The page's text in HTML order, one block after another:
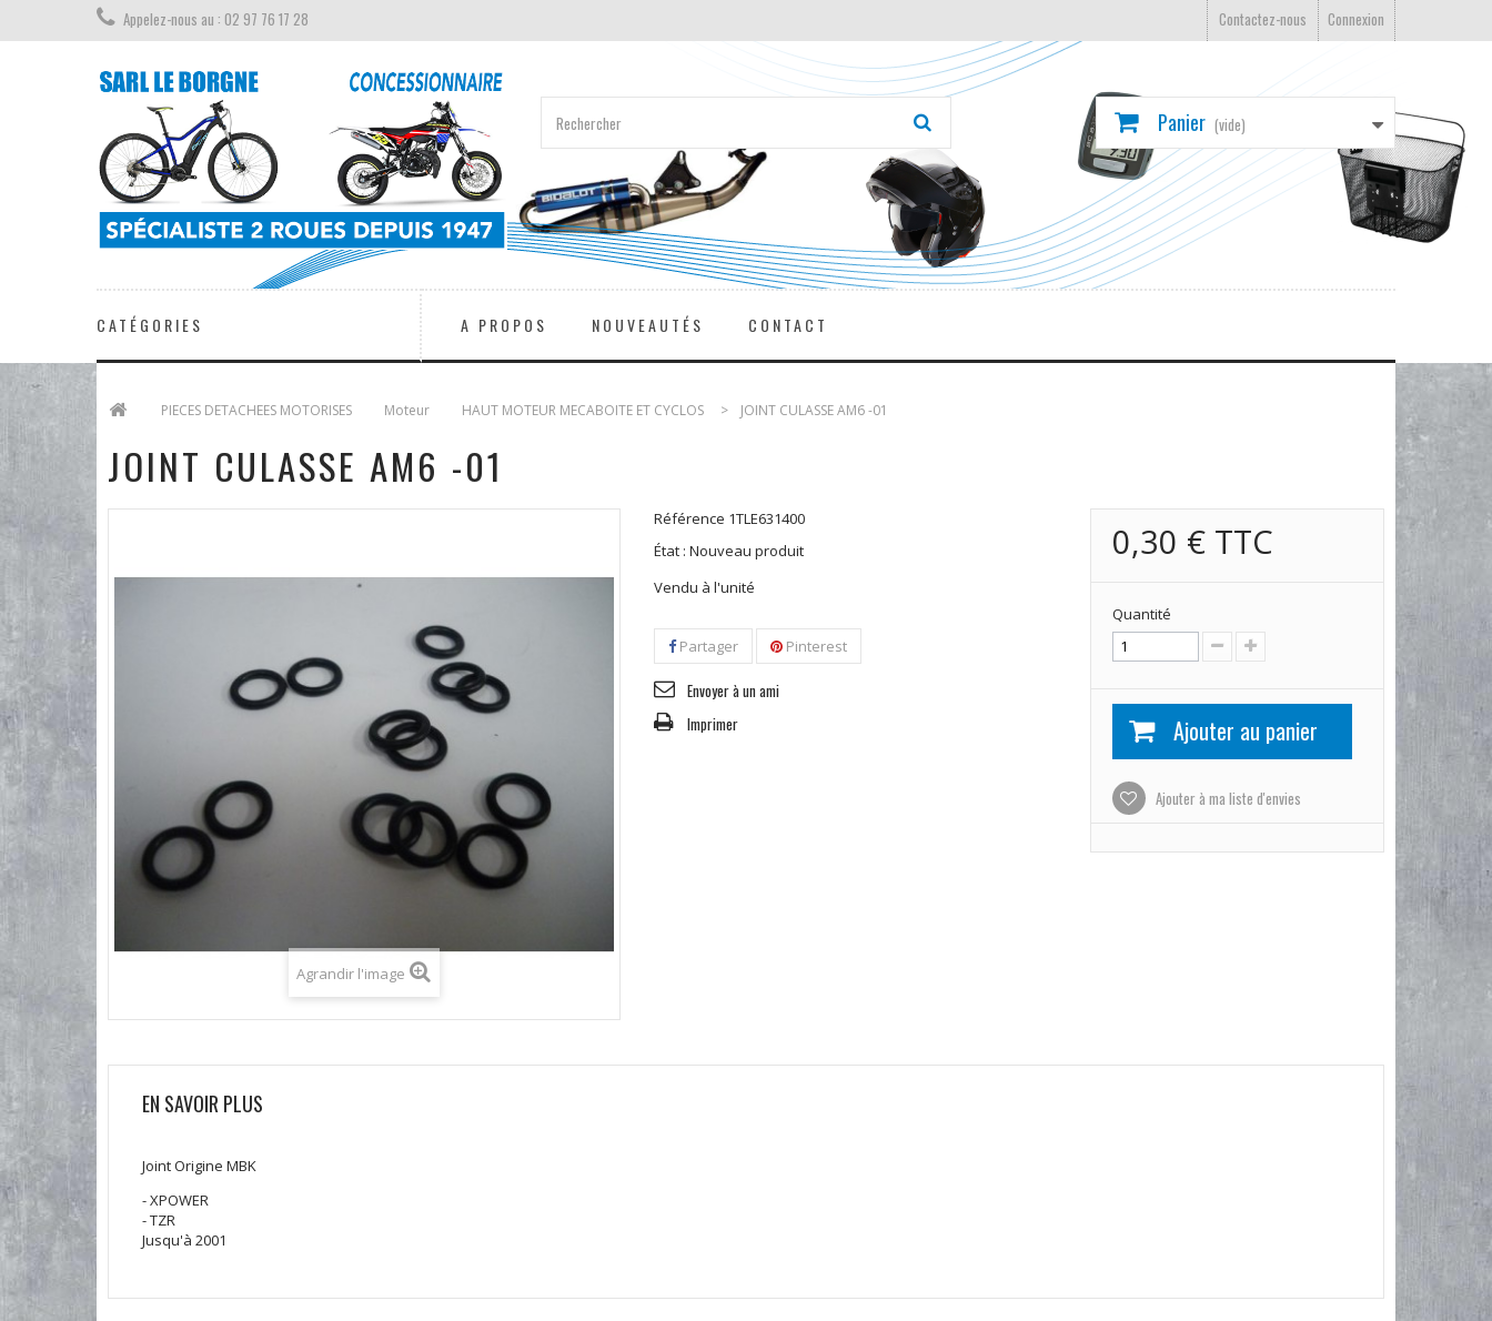
Connexion
Contactez-nous
Appelez-nous au : 02 97 76 17 28
Panier (vide)
CATÉGORIES A PROPOS NOUVEAUTÉS CONTACT
PIECES DETACHEES MOTORISES Moteur HAUT MOTEUR MECABOITE ET CYCLOS > JOINT CULASSE AM6 -01
JOINT CULASSE AM6 -01
Agrandir l'image
Référence 1TLE631400
État : Nouveau produit
Vendu à l'unité
Partager Pinterest
Envoyer à un ami
Imprimer
0,30 €TTC
Quantité
Ajouter au panier
Ajouter à ma liste d'envies
EN SAVOIR PLUS
Joint Origine MBK
- XPOWER
- TZR
Jusqu'à 2001